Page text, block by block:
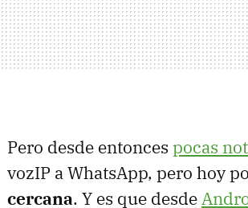
Pero desde entonces pocas
vozIP a WhatsApp, pero hoy
cercana. Y es que desde